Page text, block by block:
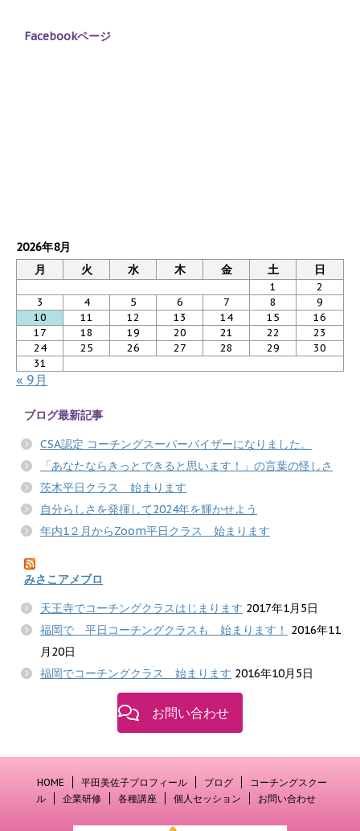
Facebookページ
2026年8月
月
火 水 木 金 土 日
1
2
3
4 5 6 7 8
9
10
11 12 13 14 15
16
17
18 19 20 21 22
23
24
25 26 27 28 29
30
31
« 9月
ブログ最新記事
CSA認定 コーチングスーパーバイザーになりました。
「あなたならきっとできると思います！」の言葉の怪しさ
茨木平日クラス 始まります
自分らしさを発揮して2024年を輝かせよう
年内1２月からZoom平日クラス 始まります
みさこアメブロ
天王寺でコーチングクラスはじまります 2017年1月5日
福岡で 平日コーチングクラスも 始まります！
2016年11
月20日
福岡でコーチングクラス 始まります 2016年10月5日
お問い合わせ
HOME 平田美佐子プロフィール ブログ
コーチングスクー
ル
企業研修 各種講座 個人セッション お問い合わせ